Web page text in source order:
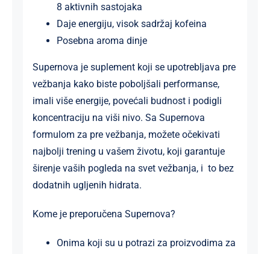
8 aktivnih sastojaka
Daje energiju, visok sadržaj kofeina
Posebna aroma dinje
Supernova je suplement koji se upotrebljava pre
vežbanja kako biste poboljšali performanse,
imali više energije, povećali budnost i podigli
koncentraciju na viši nivo. Sa Supernova
formulom za pre vežbanja, možete očekivati
najbolji trening u vašem životu, koji garantuje
širenje vaših pogleda na svet vežbanja, i to bez
dodatnih ugljenih hidrata.
Kome je preporučena Supernova?
Onima koji su u potrazi za proizvodima za